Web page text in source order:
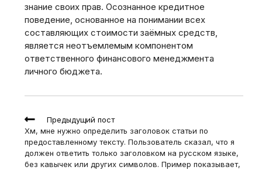
знание своих прав. Осознанное кредитное
поведение, основанное на понимании всех
составляющих стоимости заёмных средств,
является неотъемлемым компонентом
ответственного финансового менеджмента
личного бюджета.
Read
more
articles
Предыдущий пост
Хм, мне нужно определить заголовок статьи по
предоставленному тексту. Пользователь сказал, что я
должен ответить только заголовком на русском языке,
без кавычек или других символов. Пример показывает,